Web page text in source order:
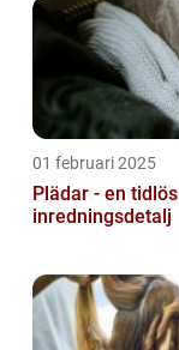
01 februari 2025
Plädar - en tidlös
inredningsdetalj